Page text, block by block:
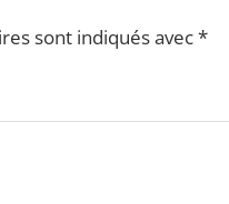
sont indiqués avec*